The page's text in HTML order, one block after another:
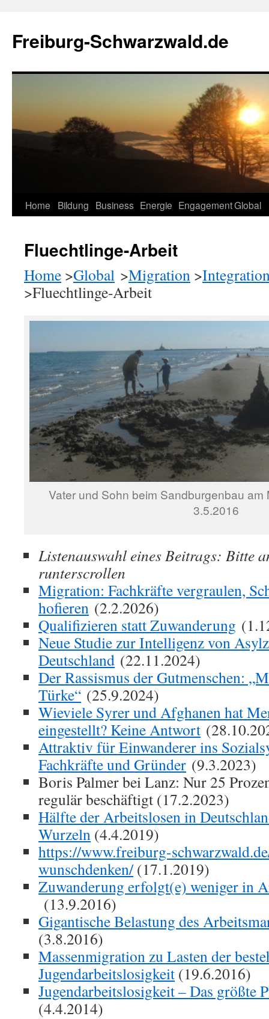
springen
Freiburg-Schwarzwald.de
Home Bildung Business Energie EngagementGlobal
Fluechtlinge-Arbeit
Home >Global >Migration >
>Fluechtlinge-Arbeit
Vater und Sohn beim Sandburgenbau am
3.5.2016
Listenauswahl eines Beitrags: Bitte
runterscrollen
Migration: Fachkräfte vergraulen,
hofieren (2.2.2026)
Qualifizieren statt Zuwanderung
Neue Studie zur Intelligenz von
Deutschland (22.11.2024)
Der Rassismus der Gutmenschen:
Türke“ (25.9.2024)
Wieviele Syrer und Afghanen hat
eingestellt? Keine Antwort
Attraktiv für Einwanderer ins
Fachkräfte und Gründer (9.3.2023)
Boris Palmer bei Lanz: Nur 25
regulär beschäftigt (17.2.2023)
Hälfte der Arbeitslosen in
Wurzeln (4.4.2019)
https://www.freiburg-
wunschdenken/(17.1.2019)
Zuwanderung erfolgt(e) weniger in
(13.9.2016)
Gigantische Belastung des
(3.8.2016)
Massenmigration zu Lasten der
Jugendarbeitslosigkeit (19.6.2016)
Jugendarbeitslosigkeit – Das größte
(4.4.2014)